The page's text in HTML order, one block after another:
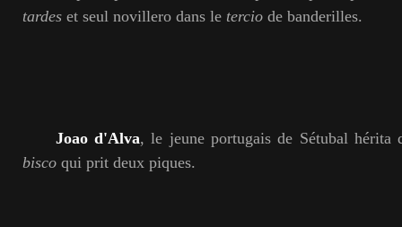
tardes et seul novillero dans le tercio de banderilles.
Joao d'Alva, le jeune portugais de Sétubal hérita
bisco qui prit deux piques.